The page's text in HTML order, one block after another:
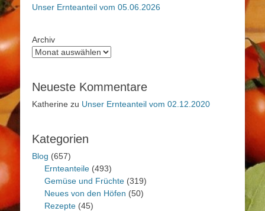
Unser Ernteanteil vom 05.06.2026
Archiv
Neueste Kommentare
Katherine zu Unser Ernteanteil vom 02.12.2020
Kategorien
Blog (657)
Ernteanteile (493)
Gemüse und Früchte (319)
Neues von den Höfen (50)
Rezepte (45)